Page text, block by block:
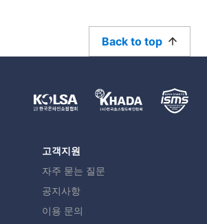
고객지원
자주 묻는 질문
공지사항
이용 문의
Back to top